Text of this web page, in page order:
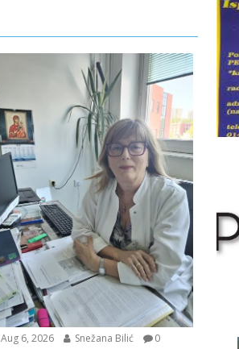
Aug 6, 2026 Snežana Bilić 0